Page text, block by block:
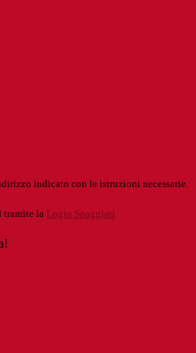
indicato con le istruzioni necessarie.
tramite la Login Spaggiari